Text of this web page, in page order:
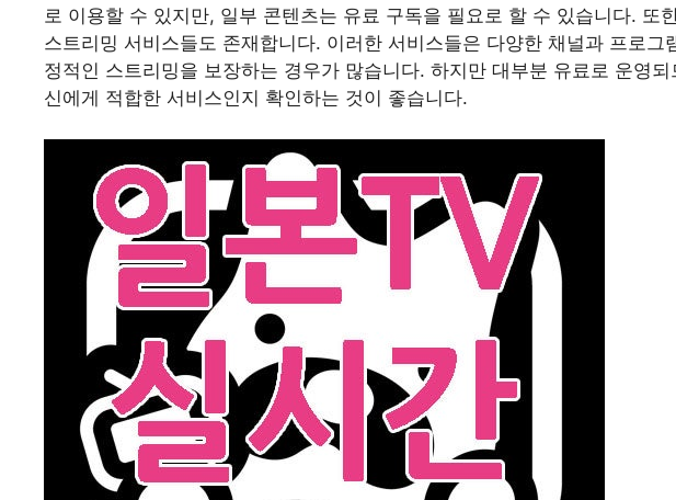
로 이용할 수 있지만, 일부 콘텐츠는 유료 구독을 필요로 할 수 있습니다. 또
스트리밍 서비스들도 존재합니다. 이러한 서비스들은 다양한 채널과 프로
정적인 스트리밍을 보장하는 경우가 많습니다. 하지만 대부분 유료로 운영
신에게 적합한 서비스인지 확인하는 것이 좋습니다.